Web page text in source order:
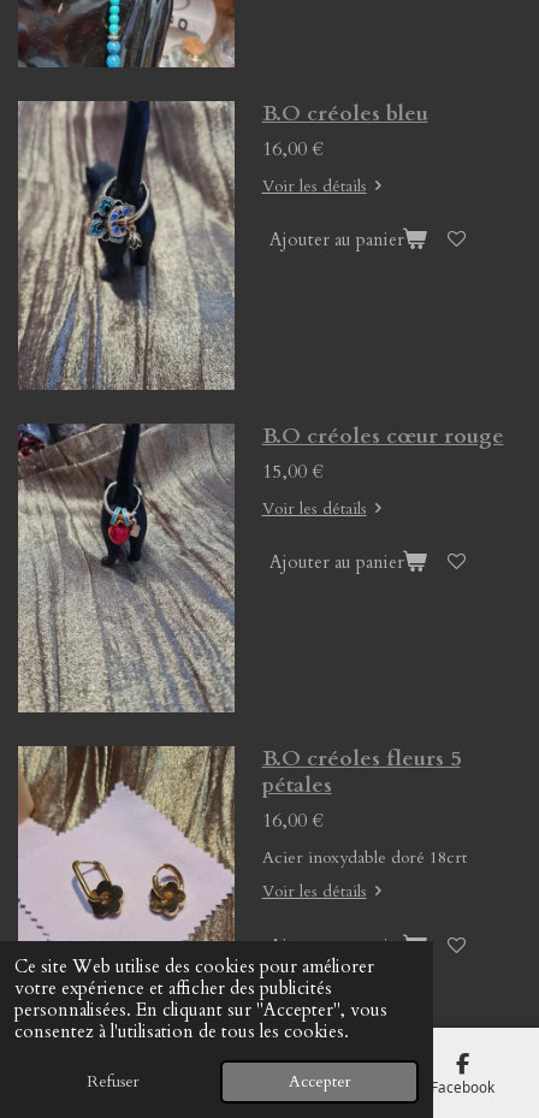
Ce site Web utilise des cookies pour améliorer
votre expérience et afficher des publicités
personnalisées. En cliquant sur "Accepter", vous
consentez à l'utilisation de tous les cookies.
Refuser Accepter
B.O créoles bleu
16,00 €
Voir les détails
Ajouter au panier
B.O créoles cœur rouge
15,00 €
Voir les détails
Ajouter au panier
B.O créoles fleurs 5
pétales
16,00 €
Acier inoxydable doré 18crt
Voir les détails
Ajouter au panier
B.O créoles pierre
naturelle
E-mail Carte Facebook